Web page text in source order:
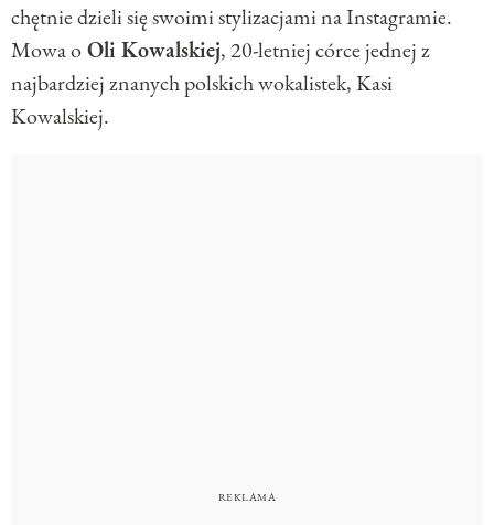
chętnie dzieli się swoimi stylizacjami na Instagramie.
Mowa oOli Kowalskiej, 20-letniej córce jednej z
najbardziej znanych polskich wokalistek, Kasi
Kowalskiej.